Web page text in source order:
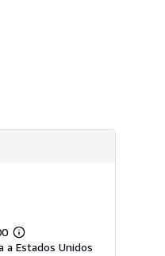
Más
información
a Estados Unidos